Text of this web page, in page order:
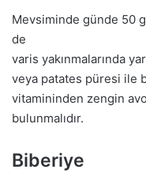
Mevsiminde günde 50
de
varis yakınmalarında
veya patates püresi ile
vitamininden zengin
bulunmalıdır.
Biberiye